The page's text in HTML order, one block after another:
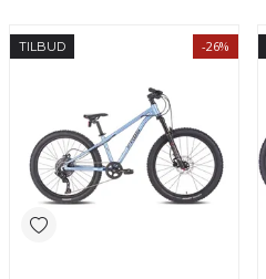
TILBUD -26%